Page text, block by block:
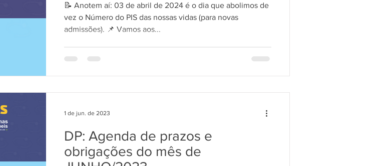
Linha Visual ÚNICO
📝 Anotem aí: 03 de abril de 2024 é o dia que abolimos de
vez o Número do PIS das nossas vidas (para novas
admissões). 📌 Vamos aos...
DP: Agenda de prazos e
obrigações do mês de
1 de jun. de 2023